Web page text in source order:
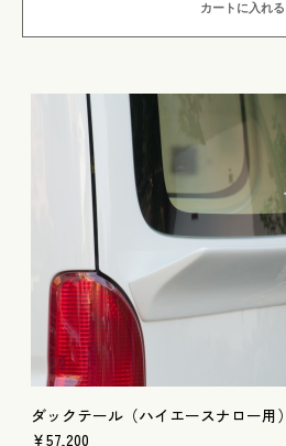
カートに入れる
ダックテール（ハイエースナロー用）
￥57,200